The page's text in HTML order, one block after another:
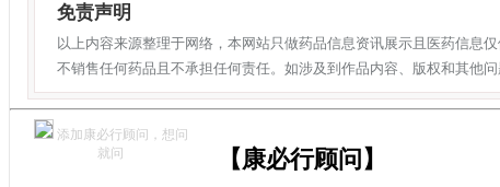
免责声明
以上内容来源整理于网络，本网站只做药品信息资讯展示且医药信息
不销售任何药品且不承担任何责任。如涉及到作品内容、版权和其他
添加康必行顾问，想问
就问
【康必行顾问】